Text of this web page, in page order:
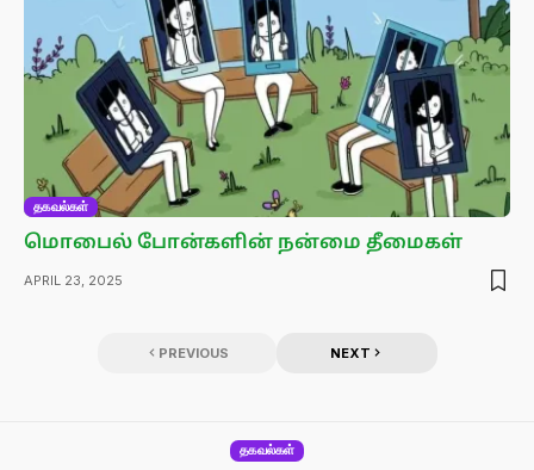
தகவல்கள்
மொபைல் போன்களின் நன்மை தீமைகள்
APRIL 23, 2025
PREVIOUS NEXT
தகவல்கள்